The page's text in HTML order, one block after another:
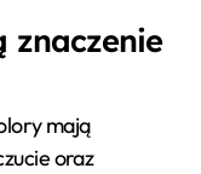
znaczenie
mają
oraz